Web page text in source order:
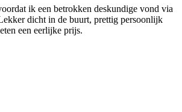
ik een betrokken deskundige vond via
dicht in de buurt, prettig persoonlijk
een eerlijke prijs.